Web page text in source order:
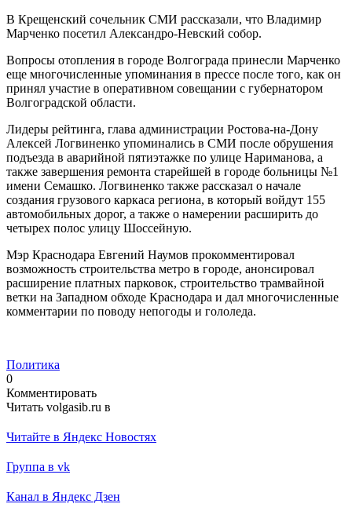
В Крещенский сочельник СМИ рассказали, что Владимир
Марченко посетил Александро-Невский собор.
Вопросы отопления в городе Волгограда принесли Марченко
еще многочисленные упоминания в прессе после того, как он
принял участие в оперативном совещании с губернатором
Волгоградской области.
Лидеры рейтинга, глава администрации Ростова-на-Дону
Алексей Логвиненко упоминались в СМИ после обрушения
подъезда в аварийной пятиэтажке по улице Нариманова, а
также завершения ремонта старейшей в городе больницы №1
имени Семашко. Логвиненко также рассказал о начале
создания грузового каркаса региона, в который войдут 155
автомобильных дорог, а также о намерении расширить до
четырех полос улицу Шоссейную.
Мэр Краснодара Евгений Наумов прокомментировал
возможность строительства метро в городе, анонсировал
расширение платных парковок, строительство трамвайной
ветки на Западном обходе Краснодара и дал многочисленные
комментарии по поводу непогоды и гололеда.
Политика
0
Комментировать
Читать volgasib.ru в
Читайте в Яндекс Новостях
Группа в vk
Канал в Яндекс Дзен